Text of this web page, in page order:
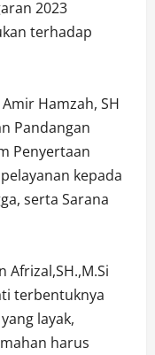
2023
terhadap
Hamzah, SH
Pandangan
Penyertaan
kepada
serta Sarana
Afrizal,SH.,M.Si
terbentuknya
layak,
harus